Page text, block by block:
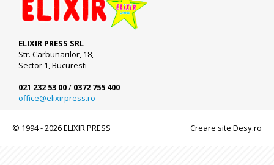
ELIXIR PRESS SRL
Str. Carbunarilor, 18,
Sector 1, Bucuresti
021 232 53 00/ 0372 755 400
office@elixirpress.ro
© 1994 - 2026 ELIXIR PRESS Creare site Desy.ro